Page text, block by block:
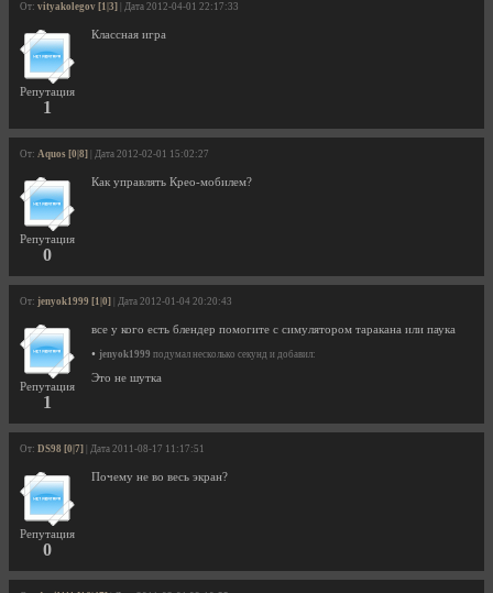
От: vityakolegov [1|3] | Дата 2012-04-01 22:17:33
Репутация
1
Классная игра
От: Aquos [0|8] | Дата 2012-02-01 15:02:27
Репутация
0
Как управлять Крео-мобилем?
От: jenyok1999 [1|0] | Дата 2012-01-04 20:20:43
Репутация
1
все у кого есть блендер помогите с симулятором таракана или паука
• jenyok1999 подумал несколько секунд и добавил:
Это не шутка
От: DS98 [0|7] | Дата 2011-08-17 11:17:51
Репутация
0
Почему не во весь экран?